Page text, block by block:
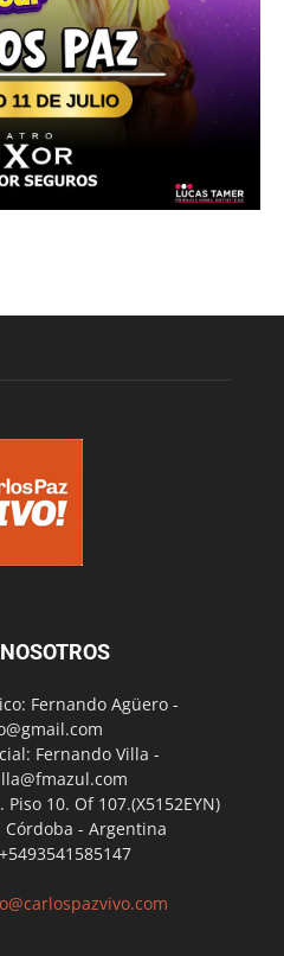
Fernando Agüero -
Fernando Villa -
10. Of 107.(X5152EYN)
Córdoba - Argentina